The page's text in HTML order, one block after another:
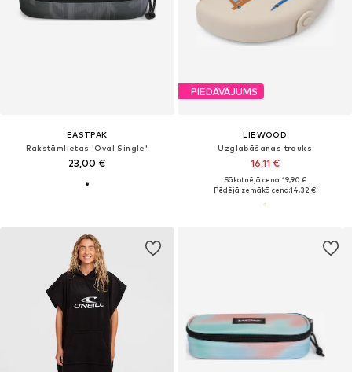
EASTPAK
Rakstāmlietas 'Oval Single'
23,00 €
PIEDĀVĀJUMS
LIEWOOD
Uzglabāšanas trauks
16,11 €
Sākotnējā cena: 19,90 €
Pēdējā zemākā cena:14,32 €